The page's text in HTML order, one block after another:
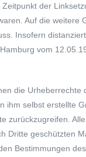
der
Auf die weitere
Insofern
vom
die Urheberrechte
ihm selbst erstellte
zurückzugreifen.
Dritte geschützten
Bestimmungen